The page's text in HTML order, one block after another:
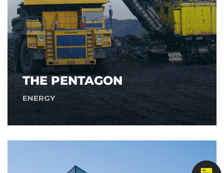
THE PENTAGON
ENERGY